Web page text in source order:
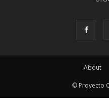
About
© Proyecto